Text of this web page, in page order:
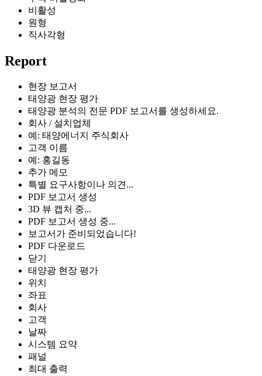
비활성
원형
직사각형
Report
현장 보고서
태양광 현장 평가
태양광 분석의 전문 PDF 보고서를 생성하세요.
회사 / 설치업체
예: 태양에너지 주식회사
고객 이름
예: 홍길동
추가 메모
특별 요구사항이나 의견...
PDF 보고서 생성
3D 뷰 캡처 중...
PDF 보고서 생성 중...
보고서가 준비되었습니다!
PDF 다운로드
닫기
태양광 현장 평가
위치
좌표
회사
고객
날짜
시스템 요약
패널
최대 출력